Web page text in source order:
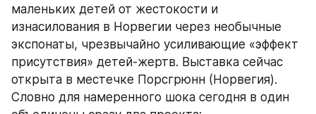
маленьких детей от жестокости и
изнасилования в Норвегии через необычные
экспонаты, чрезвычайно усиливающие «эффект
присутствия» детей-жертв. Выставка сейчас
открыта в местечке Порсгрюнн (Норвегия).
Словно для намеренного шока сегодня в один